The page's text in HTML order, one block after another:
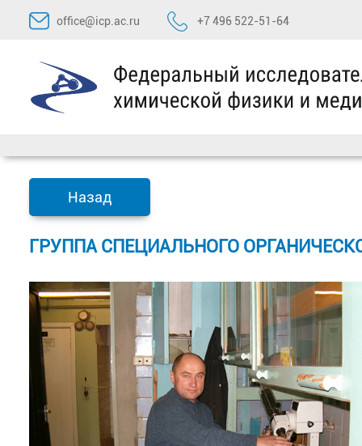
Перейти
содержимому
office@icp.ac.ru +7 496 522-51-64
Назад
ГРУППА СПЕЦИАЛЬНОГО